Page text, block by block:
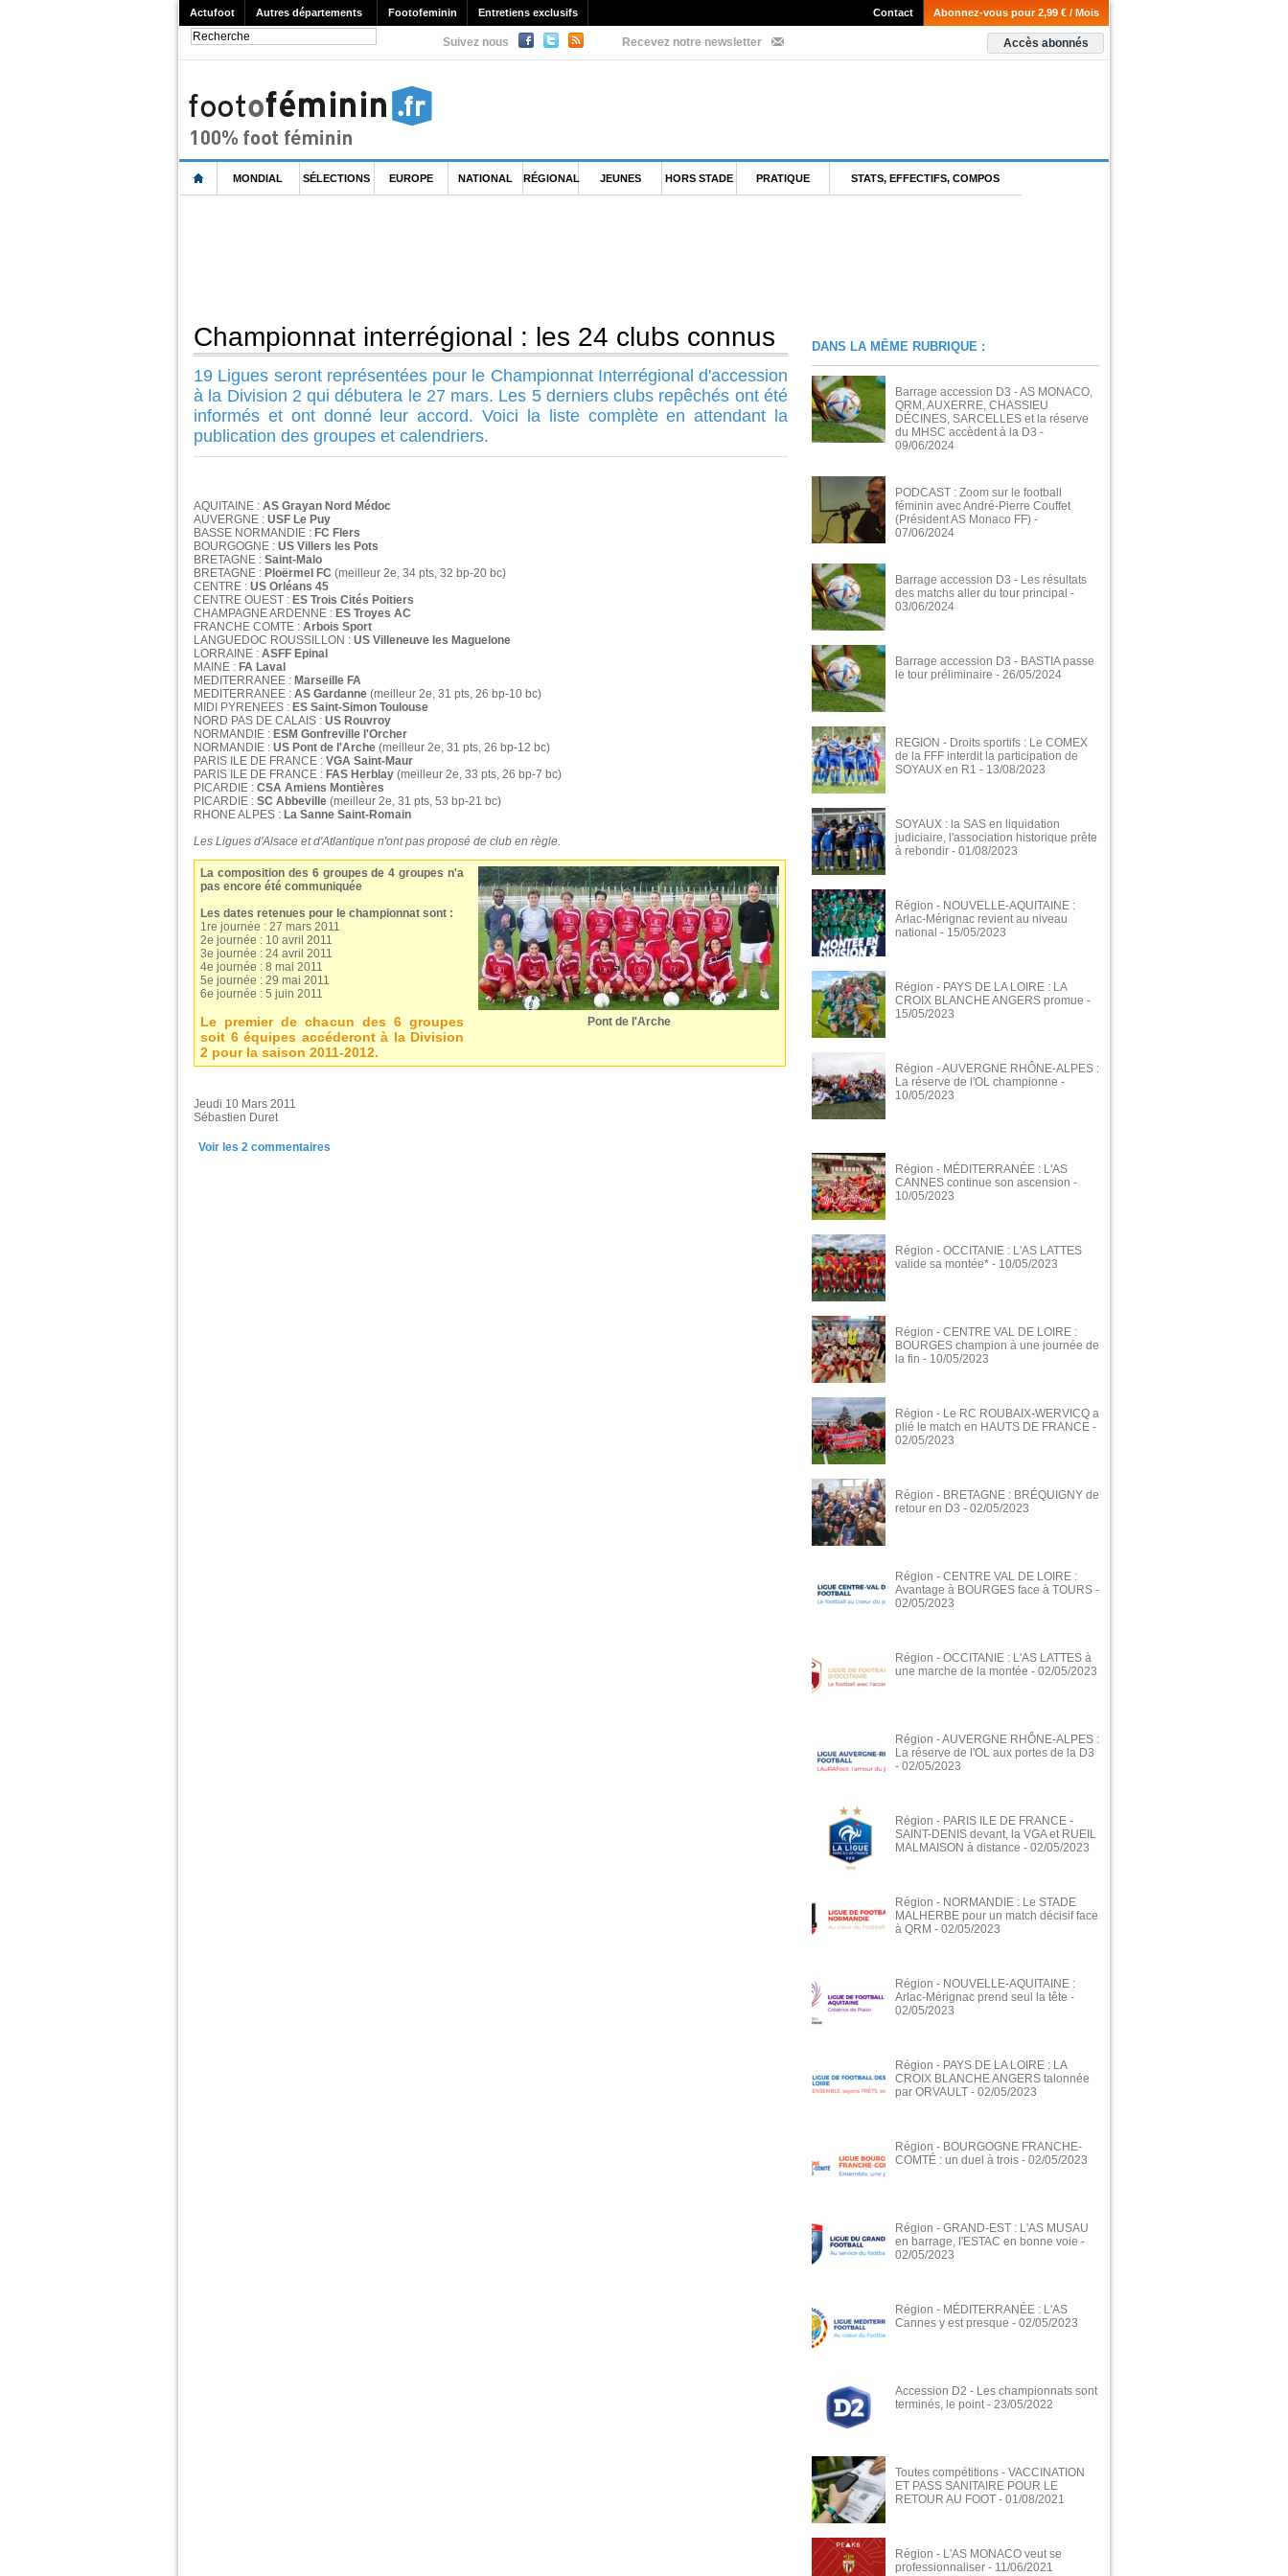
Actufoot Autres départements Footofeminin Entretiens exclusifs Abonnez-vous pour 2,99 € / Mois
Contact
Suivez nous Recevez notre newsletter Accès abonnés
MONDIAL SÉLECTIONS EUROPE NATIONAL RÉGIONAL JEUNES HORS STADE PRATIQUE STATS, EFFECTIFS, COMPOS
Championnat interrégional : les 24 clubs connus
19 Ligues seront représentées pour le Championnat Interrégional d'accession
à la Division 2 qui débutera le 27 mars. Les 5 derniers clubs repêchés ont été
informés et ont donné leur accord. Voici la liste complète en attendant la
publication des groupes et calendriers.
AQUITAINE : AS Grayan Nord Médoc
AUVERGNE : USF Le Puy
BASSE NORMANDIE : FC Flers
BOURGOGNE : US Villers les Pots
BRETAGNE : Saint-Malo
BRETAGNE : Ploërmel FC (meilleur 2e, 34 pts, 32 bp-20 bc)
CENTRE : US Orléans 45
CENTRE OUEST : ES Trois Cités Poitiers
CHAMPAGNE ARDENNE : ES Troyes AC
FRANCHE COMTE : Arbois Sport
LANGUEDOC ROUSSILLON : US Villeneuve les Maguelone
LORRAINE : ASFF Epinal
MAINE : FA Laval
MEDITERRANEE : Marseille FA
MEDITERRANEE : AS Gardanne (meilleur 2e, 31 pts, 26 bp-10 bc)
MIDI PYRENEES : ES Saint-Simon Toulouse
NORD PAS DE CALAIS : US Rouvroy
NORMANDIE : ESM Gonfreville l'Orcher
NORMANDIE : US Pont de l'Arche (meilleur 2e, 31 pts, 26 bp-12 bc)
PARIS ILE DE FRANCE : VGA Saint-Maur
PARIS ILE DE FRANCE : FAS Herblay (meilleur 2e, 33 pts, 26 bp-7 bc)
PICARDIE : CSA Amiens Montières
PICARDIE : SC Abbeville (meilleur 2e, 31 pts, 53 bp-21 bc)
RHONE ALPES : La Sanne Saint-Romain
Les Ligues d'Alsace et d'Atlantique n'ont pas proposé de club en règle.
Pont de l'Arche
La composition des 6 groupes de 4 groupes n'a
pas encore été communiquée
Les dates retenues pour le championnat sont :
1re journée : 27 mars 2011
2e journée : 10 avril 2011
3e journée : 24 avril 2011
4e journée : 8 mai 2011
5e journée : 29 mai 2011
6e journée : 5 juin 2011
Le premier de chacun des 6 groupes
soit 6 équipes accéderont à la Division
2 pour la saison 2011-2012.
Jeudi 10 Mars 2011
Sébastien Duret
Voir les 2 commentaires
DANS LA MÊME RUBRIQUE :
Barrage accession D3 - AS MONACO,
QRM, AUXERRE, CHASSIEU
DÉCINES, SARCELLES et la réserve
du MHSC accèdent à la D3 -
09/06/2024
PODCAST : Zoom sur le football
féminin avec André-Pierre Couffet
(Président AS Monaco FF) -
07/06/2024
Barrage accession D3 - Les résultats
des matchs aller du tour principal -
03/06/2024
Barrage accession D3 - BASTIA passe
le tour préliminaire - 26/05/2024
REGION - Droits sportifs : Le COMEX
de la FFF interdit la participation de
SOYAUX en R1 - 13/08/2023
SOYAUX : la SAS en liquidation
judiciaire, l'association historique prête
à rebondir - 01/08/2023
Région - NOUVELLE-AQUITAINE :
Arlac-Mérignac revient au niveau
national - 15/05/2023
Région - PAYS DE LA LOIRE : LA
CROIX BLANCHE ANGERS promue -
15/05/2023
Région - AUVERGNE RHÔNE-ALPES :
La réserve de l'OL championne -
10/05/2023
Région - MÉDITERRANÉE : L'AS
CANNES continue son ascension -
10/05/2023
Région - OCCITANIE : L'AS LATTES
valide sa montée* - 10/05/2023
Région - CENTRE VAL DE LOIRE :
BOURGES champion à une journée de
la fin - 10/05/2023
Région - Le RC ROUBAIX-WERVICQ a
plié le match en HAUTS DE FRANCE -
02/05/2023
Région - BRETAGNE : BRÉQUIGNY de
retour en D3 - 02/05/2023
Région - CENTRE VAL DE LOIRE :
Avantage à BOURGES face à TOURS -
02/05/2023
Région - OCCITANIE : L'AS LATTES à
une marche de la montée - 02/05/2023
Région - AUVERGNE RHÔNE-ALPES :
La réserve de l'OL aux portes de la D3
- 02/05/2023
Région - PARIS ILE DE FRANCE -
SAINT-DENIS devant, la VGA et RUEIL
MALMAISON à distance - 02/05/2023
Région - NORMANDIE : Le STADE
MALHERBE pour un match décisif face
à QRM - 02/05/2023
Région - NOUVELLE-AQUITAINE :
Arlac-Mérignac prend seul la tête -
02/05/2023
Région - PAYS DE LA LOIRE : LA
CROIX BLANCHE ANGERS talonnée
par ORVAULT - 02/05/2023
Région - BOURGOGNE FRANCHE-
COMTÉ : un duel à trois - 02/05/2023
Région - GRAND-EST : L'AS MUSAU
en barrage, l'ESTAC en bonne voie -
02/05/2023
Région - MÉDITERRANÉE : L'AS
Cannes y est presque - 02/05/2023
Accession D2 - Les championnats sont
terminés, le point - 23/05/2022
Toutes compétitions - VACCINATION
ET PASS SANITAIRE POUR LE
RETOUR AU FOOT - 01/08/2021
Région - L'AS MONACO veut se
professionnaliser - 11/06/2021